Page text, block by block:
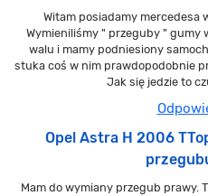
Witam posiadamy mercedesa
Wymieniliśmy " przeguby " gumy
walu i mamy podniesiony
stuka coś w nim prawdopodobnie
Jak się jedzie to
Opel Astra H 2006
Mam do wymiany przegub prawy.